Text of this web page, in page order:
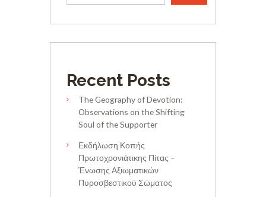
Recent Posts
The Geography of Devotion:
Observations on the Shifting
Soul of the Supporter
Εκδήλωση Κοπής
Πρωτοχρονιάτικης Πίτας –
Ένωσης Αξιωματικών
Πυροσβεστικού Σώματος